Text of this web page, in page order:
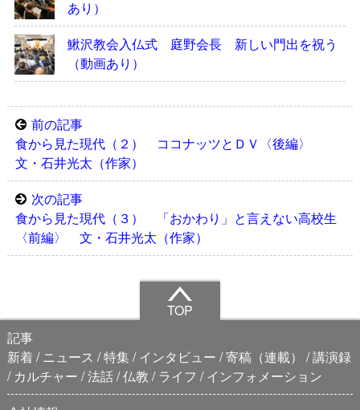
あり）
鰍沢教会入仏式 庭野会長 新しい門出を祝う
（動画あり）
前の記事
食から見た現代（２） ココナッツとＤＶ〈後編〉
文・石井光太（作家）
次の記事
食から見た現代（３） 「おかわり」と言えない高校生
〈前編〉 文・石井光太（作家）
TOP
記事
新着
ニュース 特集 インタビュー 寄稿（連載）
講演録
カルチャー 法話 仏教 ライフ
インフォメーション